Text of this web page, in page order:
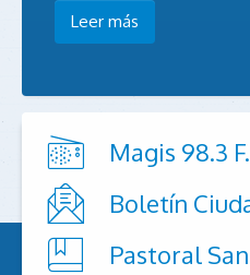
Leer más
Magis 98.3
Boletín
Pastoral